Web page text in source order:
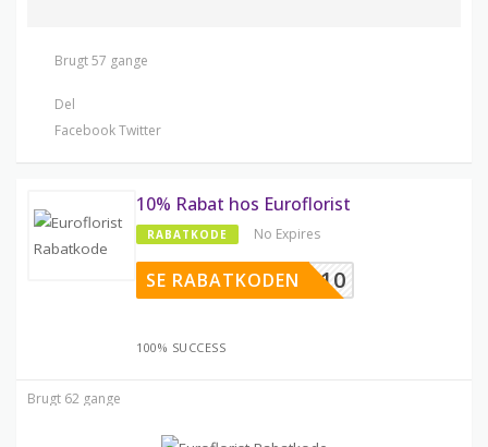
Brugt 57 gange
Del
FacebookTwitter
10% Rabat hos Euroflorist
RABATKODE No Expires
BEG10
SE RABATKODEN
100% SUCCESS
Brugt 62 gange